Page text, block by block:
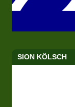
SION KÖLSCH